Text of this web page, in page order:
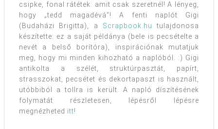
csipke, fonal rátétek: amit csak szeretnél! A lényeg,
hogy „tedd magadévá”! A fenti naplót Gigi
(Budaházi Brigitta), a Scrapbook.hu
tulajdonosa
készítette: ez a saját példánya (bele is pecsételte a
nevét a belső borítóra), inspirációnak mutatjuk
meg, hogy mi minden kihozható a naplóból. :) Gigi
antikolta a szélét, struktúrpasztát, papírt,
strasszokat, pecsétet és dekortapaszt is használt,
utóbbiból a tollra is került. A napló díszítésének
folymatát részletesen, lépésről lépésre
megnézheted itt!